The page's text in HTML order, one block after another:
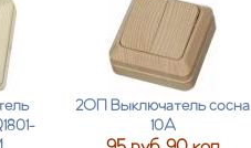
2ОП Выключатель сосна
10А